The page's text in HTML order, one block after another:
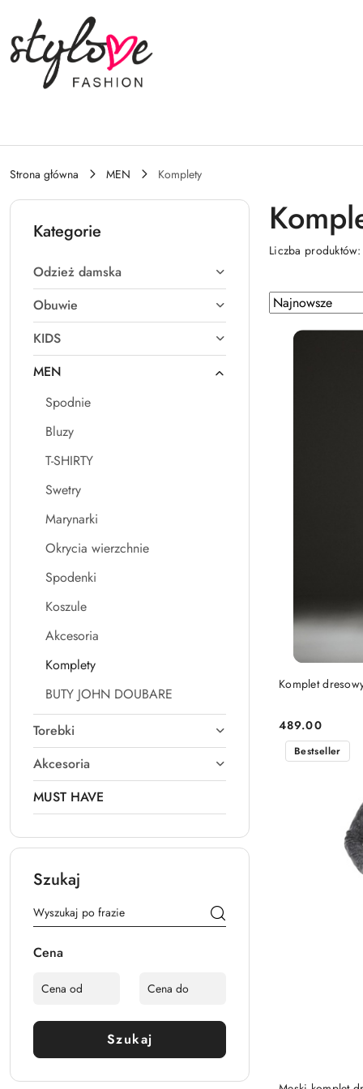
Przejdź do treści głównej
Przejdź do wyszukiwarki
Przejdź do moje konto
Przejdź do menu głównego
Przejdź do stopki
Strona główna MEN Komplety
Kategorie
Odzież damska
Obuwie
KIDS
MEN
Spodnie
Bluzy
T-SHIRTY
Swetry
Marynarki
Okrycia wierzchnie
Spodenki
Koszule
Akcesoria
Komplety
BUTY JOHN DOUBARE
Torebki
Akcesoria
MUST HAVE
Szukaj
Cena
Szukaj
Liczba
Zastosowano
sortowanie:
Najnowsze.
Sortuj
według
Komplet
Cena:
489.00
Bestseller